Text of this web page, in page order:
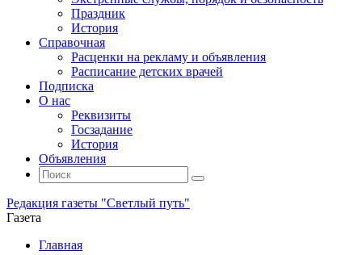
Праздник
История
Справочная
Расценки на рекламу и объявления
Расписание детских врачей
Подписка
О нас
Реквизиты
Госзадание
История
Объявления
Поиск
Искать:
Поиск
Редакция газеты "Светлый путь"
Газета
Промотать
Главная